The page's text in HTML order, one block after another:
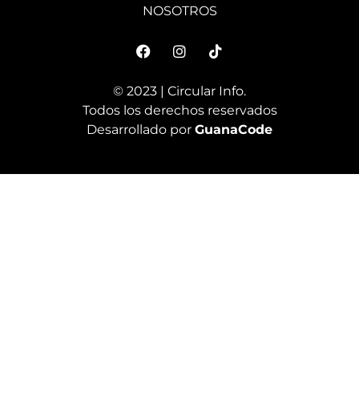
NOSOTROS
© 2023 | Circular Info.
Todos los derechos reservados
Desarrollado por GuanaCode